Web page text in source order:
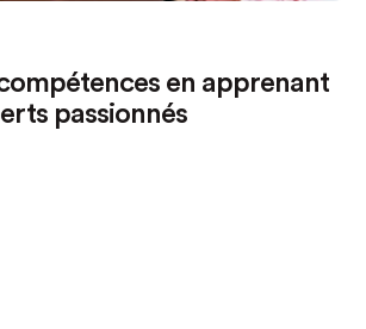
en apprenant
passionnés